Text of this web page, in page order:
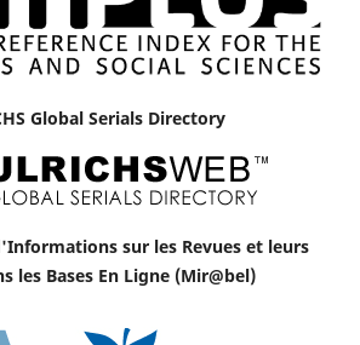
Global Serials Directory
sur les Revues et leurs
les Bases En Ligne (Mir@bel)